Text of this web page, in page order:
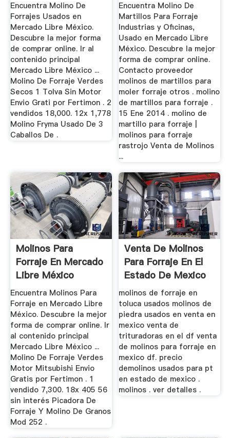
Encuentra Molino De
Forrajes Usados en
Mercado Libre México.
Descubre la mejor forma
de comprar online. Ir al
contenido principal
Mercado Libre México ...
Molino De Forraje Verdes
Secos 1 Tolva Sin Motor
Envio Grati por Fertimon . 2
vendidos 18,000. 12x 1,778
Molino Fryma Usado De 3
Caballos De .
Encuentra Molino De
Martillos Para Forraje
Industrias y Oficinas,
Usado en Mercado Libre
México. Descubre la mejor
forma de comprar online.
Contacto proveedor
molinos de martillos para
moler forraje otros . molino
de martillos para forraje .
15 Ene 2014 . molino de
martillo para forraje |
molinos para forraje
rastrojo Venta de Molinos
...
Molinos Para
Forraje En Mercado
Libre México
Encuentra Molinos Para
Forraje en Mercado Libre
México. Descubre la mejor
forma de comprar online. Ir
al contenido principal
Mercado Libre México ...
Molino De Forraje Verdes
Motor Mitsubishi Envio
Gratis por Fertimon . 1
vendido 7,300. 18x 405 56
sin interés Picadora De
Forraje Y Molino De Granos
Mod 252 .
Venta De Molinos
Para Forraje En El
Estado De Mexico
molinos de forraje en
toluca usados molinos de
piedra usados en venta en
mexico venta de
trituradoras en el df venta
de molinos para forraje en
mexico df. precio
demolinos usados para pt
en estado de mexico .
molinos . ver detalles .